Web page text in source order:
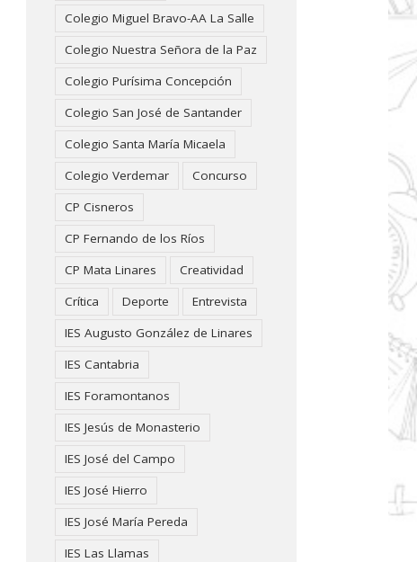
Colegio Miguel Bravo-AA La Salle
Colegio Nuestra Señora de la Paz
Colegio Purísima Concepción
Colegio San José de Santander
Colegio Santa María Micaela
Colegio Verdemar
Concurso
CP Cisneros
CP Fernando de los Ríos
CP Mata Linares
Creatividad
Crítica
Deporte
Entrevista
IES Augusto González de Linares
IES Cantabria
IES Foramontanos
IES Jesús de Monasterio
IES José del Campo
IES José Hierro
IES José María Pereda
IES Las Llamas